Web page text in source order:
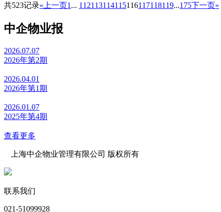
共523记录«上一页1 ... 112113114115116117118119...175下一页»
中企物业报
2026.07.07
2026年第2期
2026.04.01
2026年第1期
2026.01.07
2025年第4期
查看更多
上海中企物业管理有限公司 版权所有
联系我们
021-51099928